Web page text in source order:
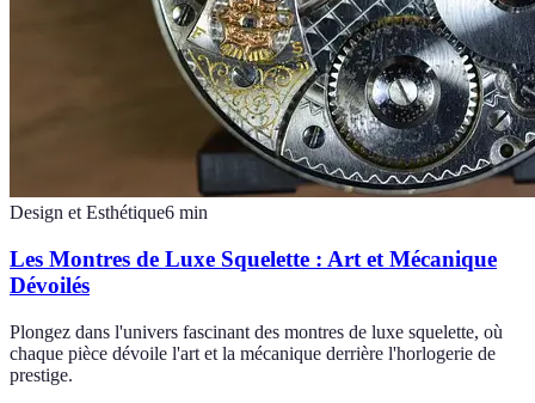
Design et Esthétique6 min
Les Montres de Luxe Squelette : Art et Mécanique
Dévoilés
Plongez dans l'univers fascinant des montres de luxe squelette, où
chaque pièce dévoile l'art et la mécanique derrière l'horlogerie de
prestige.